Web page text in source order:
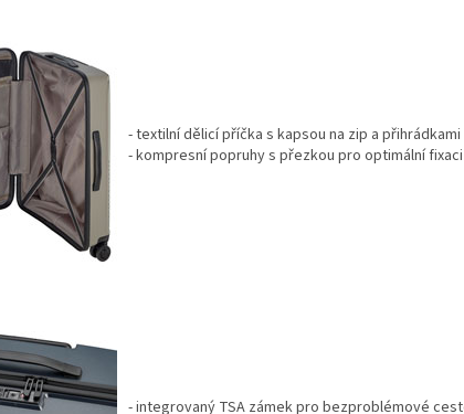
- textilní dělicí příčka s kapsou na zip a přihrádkami
- kompresní popruhy s přezkou pro optimální
- integrovaný TSA zámek pro bezproblémové